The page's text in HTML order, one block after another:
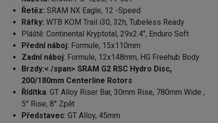
Řetěz: SRAM NX Eagle, 12 -Speed
Ráfky: WTB KOM Trail i30, 32h, Tubeless Ready
Pláště: Continental Kryptotal, 29x2.4", Enduro Soft
Přední náboj: Formule, 15x110mm
Zadní náboj: Formule, 12x148mm, HG Freehub Body
Brzdy:< /span> SRAM G2 RSC Hydro Disc,
200/180mm Centerline Rotors
Řídítka: GT Alloy Riser Bar, 30mm Rise, 780mm Wide ,
5° Rise, 8° Zpět
Představec: GT Alloy, 45mm